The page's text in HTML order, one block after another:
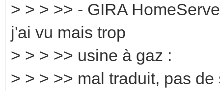
> > > >> - GIRA
j'ai vu mais trop
> > > >> usine à gaz :
> > > >> mal traduit, pas